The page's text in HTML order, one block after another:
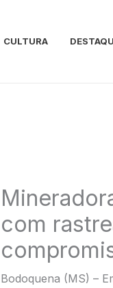
CULTURA
com
Bodoquena (MS) –